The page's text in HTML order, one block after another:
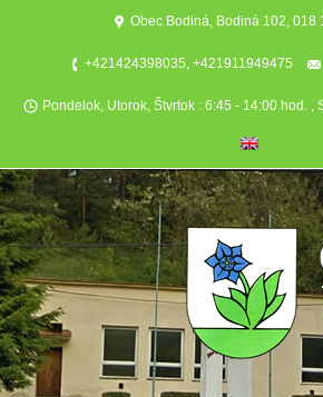
Obec Bodiná, Bodiná 102, 018
+421424398035, +421911949475
Pondelok, Utorok, Štvrtok : 6:45 - 14:00 hod.